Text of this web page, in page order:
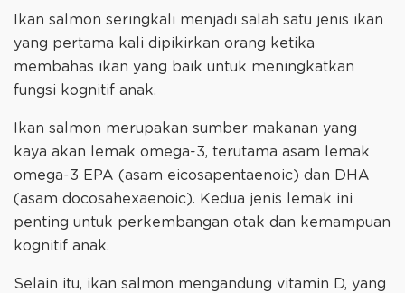
Ikan salmon seringkali menjadi salah satu jenis ikan
yang pertama kali dipikirkan orang ketika
membahas ikan yang baik untuk meningkatkan
fungsi kognitif anak.
Ikan salmon merupakan sumber makanan yang
kaya akan lemak omega-3, terutama asam lemak
omega-3 EPA (asam eicosapentaenoic) dan DHA
(asam docosahexaenoic). Kedua jenis lemak ini
penting untuk perkembangan otak dan kemampuan
kognitif anak.
Selain itu, ikan salmon mengandung vitamin D, yang